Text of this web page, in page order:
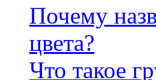
Почему
цвета?
Что такое